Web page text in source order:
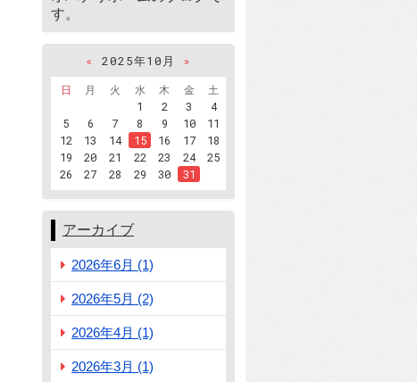
す。
« 2025年10月
»
日
月 火 水 木 金
土
1
2 3
4
5
6 7 8 9 10
11
12
13 14 15 16 17
18
19
20 21 22 23 24
25
26
27 28 29 30 31
アーカイブ
2026年6月 (1)
2026年5月 (2)
2026年4月 (1)
2026年3月 (1)